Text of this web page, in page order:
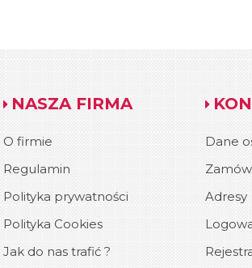
NASZA FIRMA
O firmie
Regulamin
Polityka prywatności
Polityka Cookies
Jak do nas trafić ?
Dane
Adresy